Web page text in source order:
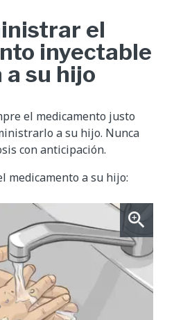
el
inyectable
a su hijo
el medicamento justo
a su hijo. Nunca
con anticipación.
medicamento a su hijo: